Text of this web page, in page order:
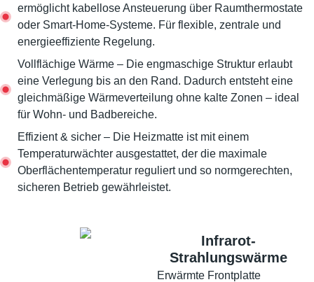
ermöglicht kabellose Ansteuerung über Raumthermostate
oder Smart-Home-Systeme. Für flexible, zentrale und
energieeffiziente Regelung.
Vollflächige Wärme – Die engmaschige Struktur erlaubt
eine Verlegung bis an den Rand. Dadurch entsteht eine
gleichmäßige Wärmeverteilung ohne kalte Zonen – ideal
für Wohn- und Badbereiche.
Effizient & sicher – Die Heizmatte ist mit einem
Temperaturwächter ausgestattet, der die maximale
Oberflächentemperatur reguliert und so normgerechten,
sicheren Betrieb gewährleistet.
Infrarot-
Strahlungswärme
Erwärmte Frontplatte